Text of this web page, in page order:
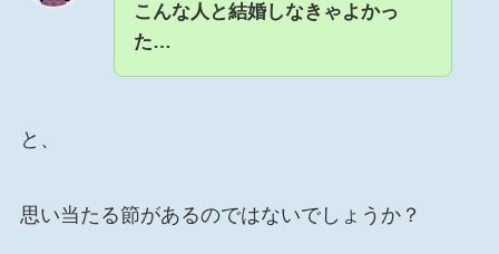
こんな人と結婚しなきゃよかっ
た…
と、
思い当たる節があるのではないでしょうか？